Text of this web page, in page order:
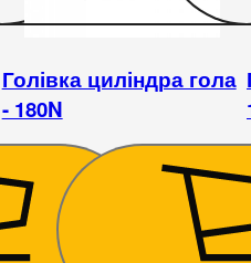
Голівка циліндра гола
- 180N
1 020